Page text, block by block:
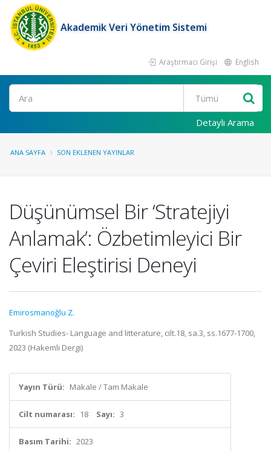
Akademik Veri Yönetim Sistemi
Araştırmacı Girişi English
Ara
Detaylı Arama
ANA SAYFA SON EKLENEN YAYINLAR
Düşünümsel Bir ‘Stratejiyi
Anlamak’: Özbetimleyici Bir
Çeviri Eleştirisi Deneyi
Emirosmanoğlu Z.
Turkish Studies- Language and litterature, cilt.18, sa.3, ss.1677-1700,
2023 (Hakemli Dergi)
Yayın Türü: Makale / Tam Makale
Cilt numarası: 18 Sayı: 3
Basım Tarihi: 2023